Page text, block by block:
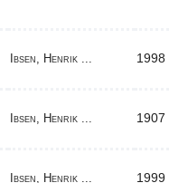
Ibsen, Henrik ... 1998
Ibsen, Henrik ... 1907
Ibsen, Henrik ... 1999